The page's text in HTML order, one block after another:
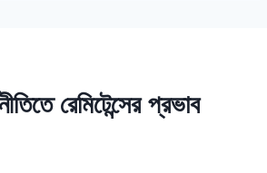
রেমিটেন্সের প্রভাব